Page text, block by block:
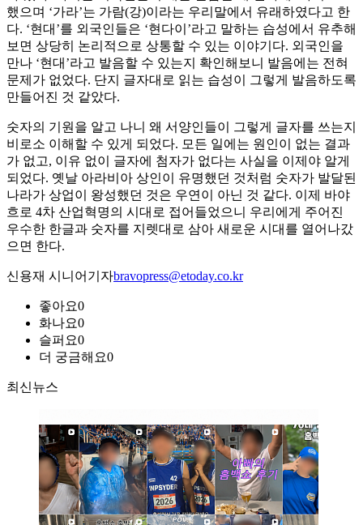
했으며 ‘가라’는 가람(강)이라는 우리말에서 유래하였다고 한
다. ‘현대’를 외국인들은 ‘현다이’라고 말하는 습성에서 유추해
보면 상당히 논리적으로 상통할 수 있는 이야기다. 외국인을
만나 ‘현대’라고 발음할 수 있는지 확인해보니 발음에는 전혀
문제가 없었다. 단지 글자대로 읽는 습성이 그렇게 발음하도록
만들어진 것 같았다.
숫자의 기원을 알고 나니 왜 서양인들이 그렇게 글자를 쓰는지
비로소 이해할 수 있게 되었다. 모든 일에는 원인이 없는 결과
가 없고, 이유 없이 글자에 첨자가 없다는 사실을 이제야 알게
되었다. 옛날 아라비아 상인이 유명했던 것처럼 숫자가 발달된
나라가 상업이 왕성했던 것은 우연이 아닌 것 같다. 이제 바야
흐로 4차 산업혁명의 시대로 접어들었으니 우리에게 주어진
우수한 한글과 숫자를 지렛대로 삼아 새로운 시대를 열어나갔
으면 한다.
신용재 시니어기자bravopress@etoday.co.kr
좋아요0
화나요0
슬퍼요0
더 궁금해요0
최신뉴스